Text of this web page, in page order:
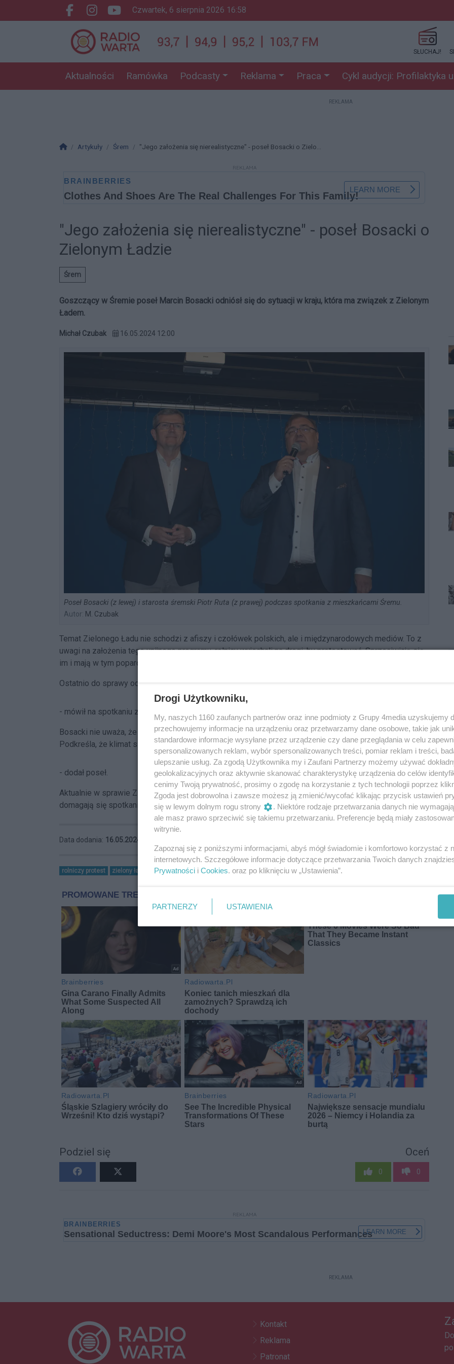
Facebook.com
Instagram.com
Youtube.com
czwartek, 6 sierpnia 2026 16:58
SŁUCHAJ!
Aktualności Ramówka Podcasty Reklama Praca Cykl audycji: Profilaktyka
REKLAMA
Strona główna
Artykuły Śrem "Jego założenia się nierealistyczne" - poseł Bosacki o Zielo...
REKLAMA
"Jego założenia się nierealistyczne" - poseł Bosacki o
Zielonym Ładzie
Śrem
Goszczący w Śremie poseł Marcin Bosacki odniósł się do sytuacji w kraju, która ma związek z Zielonym
Ładem.
Michał Czubak 16.05.2024 12:00
Poseł Bosacki (z lewej) i starosta śremski Piotr Ruta (z prawej) podczas spotkania z mieszkańcami Śremu.
Autor: M. Czubak
Temat Zielonego Ładu nie schodzi z afiszy i czołówek polskich, ale i międzynarodowych mediów. To z
uwagi na założenia tego unijnego programu, rolnicy wyjechali na drogi, by protestować. Sprzeciwiają się
im i mają w tym poparcie krajowych polityków.
Ostatnio do sprawy odniósł się poseł Koalicji Obywatelskiej, Marcin Bosacki.
- mówił na spotkaniu z dziennikarzami.
Bosacki nie uważa, że nie wszystkie jego założenia są złe, a sam program nie powinien trafić do kosza.
Podkreśla, że klimat się ocieplił i coś z tym trzeba zrobić.
- dodał poseł.
Aktualnie w sprawie Zielonego Ładu w gmachu Sejmu odbywa sięrolniczy protest. Protestujący
domagają się spotkania z premierem.
Data dodania: 16.05.2024 12:00
rolniczy protest zielony ład
Podziel się Oceń
0 0
REKLAMA
REKLAMA
Kontakt
Reklama
Patronat
Drogi Użytkowniku,
My, naszych 1160 zaufanych partnerów oraz inne podmioty z Grupy 4media uzyskujemy
przechowujemy informacje na urządzeniu oraz przetwarzamy dane osobowe, takie jak
standardowe informacje wysyłane przez urządzenie czy dane przeglądania w celu
spersonalizowanych reklam, wybór spersonalizowanych treści, pomiar reklam i treści,
ulepszanie usług. Za zgodą Użytkownika my i Zaufani Partnerzy możemy używać
geolokalizacyjnych oraz aktywnie skanować charakterystykę urządzenia do celów
cenimy Twoją prywatność, prosimy o zgodę na korzystanie z tych technologii poprzez
Zgoda jest dobrowolna i zawsze możesz ją zmienić/wycofać klikając przycisk ustawień
się w lewym dolnym rogu strony
. Niektóre rodzaje przetwarzania danych nie
ale masz prawo sprzeciwić się takiemu przetwarzaniu. Preferencje będą miały
witrynie.
Zapoznaj się z poniższymi informacjami, abyś mógł świadomie i komfortowo korzystać z
internetowych. Szczegółowe informacje dotyczące przetwarzania Twoich danych
Prywatności i Cookies. oraz po kliknięciu w „Ustawienia”.
PARTNERZY USTAWIENIA